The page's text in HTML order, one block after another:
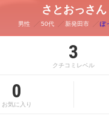
さとおっさん
男性 50代 新発田市 ぽ
3
クチコミレベル
0
お気に入り